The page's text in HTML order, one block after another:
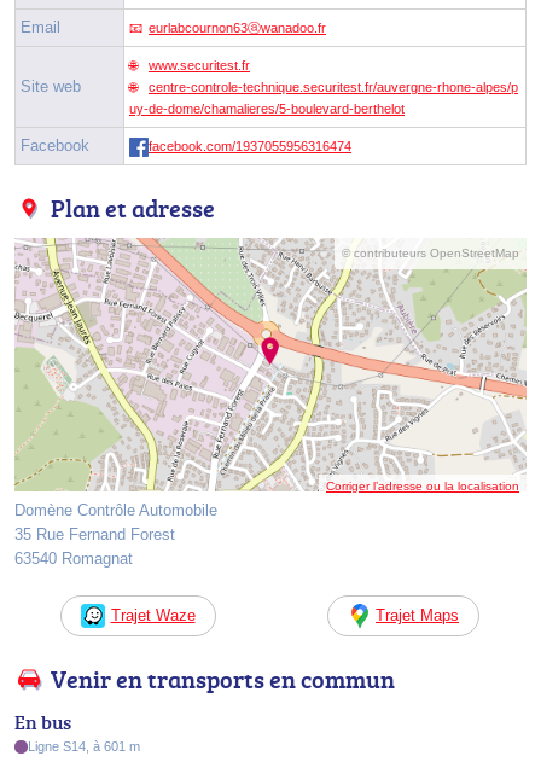
Email eurlabcournon63ⓐwanadoo.fr
Site web
www.securitest.fr
centre-controle-technique.securitest.fr/auvergne-rhone-alpes/p
uy-de-dome/chamalieres/5-boulevard-berthelot
Facebook facebook.com/1937055956316474
Plan et adresse
© contributeurs OpenStreetMap
Corriger l’adresse ou la localisation
Domène Contrôle Automobile
35 Rue Fernand Forest
63540 Romagnat
Trajet Waze Trajet Maps
Venir en transports en commun
En bus
Ligne S14, à 601 m